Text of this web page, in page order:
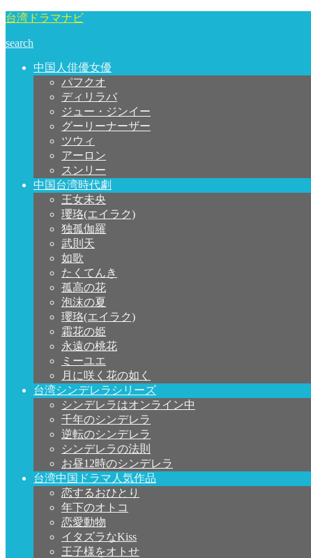
台湾ドラマナビ
search
中国人俳優女優
パフクオ
ディリラバ
ジュー・ジンイー
グーリーナーザー
ツウィ
アーロン
スンリー
中国台湾時代劇
王女未央
瓔珞(エイラク)
独孤伽羅
武則天
如歌
たくてんき
孤高の花
泡沫の夏
瓔珞(エイラク)
霜花の姫
永遠の桃花
ミーユエ
月に咲く花の如く
台湾シンデレラシリーズ
シンデレラはオンライン中
千年のシンデレラ
逆転のシンデレラ
シンデレラの法則
お昼12時のシンデレラ
台湾中国ドラマ人気作品
恋するおひとり
年下のオトコ
恋愛動物
イタズラなKiss
王子様をオトせ